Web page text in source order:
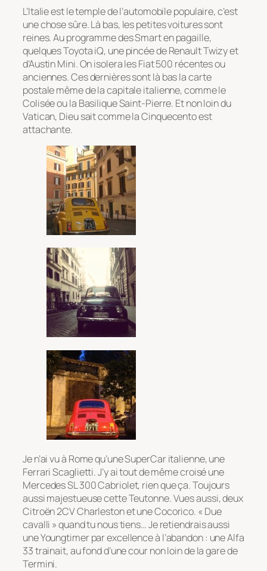
L’Italie est le temple de l’automobile populaire, c’est
une chose sûre. Là bas, les petites voitures sont
reines. Au programme des Smart en pagaille,
quelques Toyota iQ, une pincée de Renault Twizy et
d’Austin Mini. On isolera les Fiat 500 récentes ou
anciennes. Ces dernières sont là bas la carte
postale même de la capitale italienne, comme le
Colisée ou la Basilique Saint-Pierre. Et non loin du
Vatican, Dieu sait comme la Cinquecento est
attachante.
Je n’ai vu à Rome qu’une SuperCar italienne, une
Ferrari Scaglietti. J’y ai tout de même croisé une
Mercedes SL 300 Cabriolet, rien que ça. Toujours
aussi majestueuse cette Teutonne. Vues aussi, deux
Citroën 2CV Charleston et une Cocorico. « Due
cavalli » quand tu nous tiens… Je retiendrais aussi
une Youngtimer par excellence à l’abandon : une Alfa
33 trainait, au fond d’une cour non loin de la gare de
Termini.